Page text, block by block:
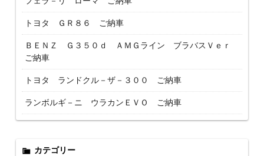
トヨタ ＧＲ８６ ご納車
ＢＥＮＺ Ｇ３５０ｄ ＡＭＧライン ブラバスＶｅｒ
ご納車
トヨタ ランドクル－ザ－３００ ご納車
ランボルギ－ニ ウラカンＥＶＯ ご納車
カテゴリー